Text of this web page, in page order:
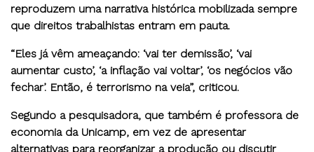
reproduzem uma narrativa histórica mobilizada sempre
que direitos trabalhistas entram em pauta.
“Eles já vêm ameaçando: ‘vai ter demissão’, ‘vai
aumentar custo’, ‘a inflação vai voltar’, ‘os negócios vão
fechar’. Então, é terrorismo na veia”, criticou.
Segundo a pesquisadora, que também é professora de
economia da Unicamp, em vez de apresentar
alternativas para reorganizar a produção ou discutir